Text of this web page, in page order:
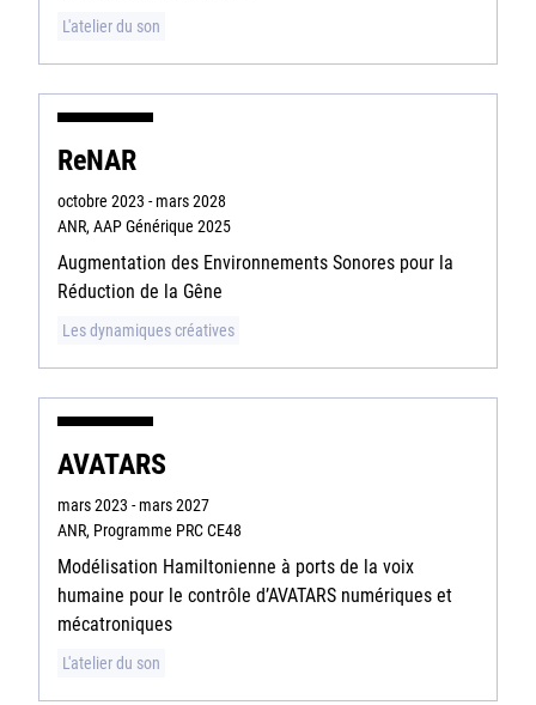
L'atelier du son
ReNAR
octobre 2023 - mars 2028
ANR, AAP Générique 2025
Augmentation des Environnements Sonores pour la
Réduction de la Gêne
Les dynamiques créatives
AVATARS
mars 2023 - mars 2027
ANR, Programme PRC CE48
Modélisation Hamiltonienne à ports de la voix
humaine pour le contrôle d’AVATARS numériques et
mécatroniques
L'atelier du son